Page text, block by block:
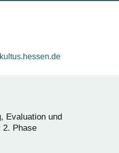
Evaluation und
2. Phase